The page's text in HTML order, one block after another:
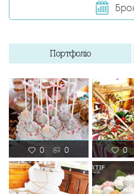
Портфоліо
0 0 0